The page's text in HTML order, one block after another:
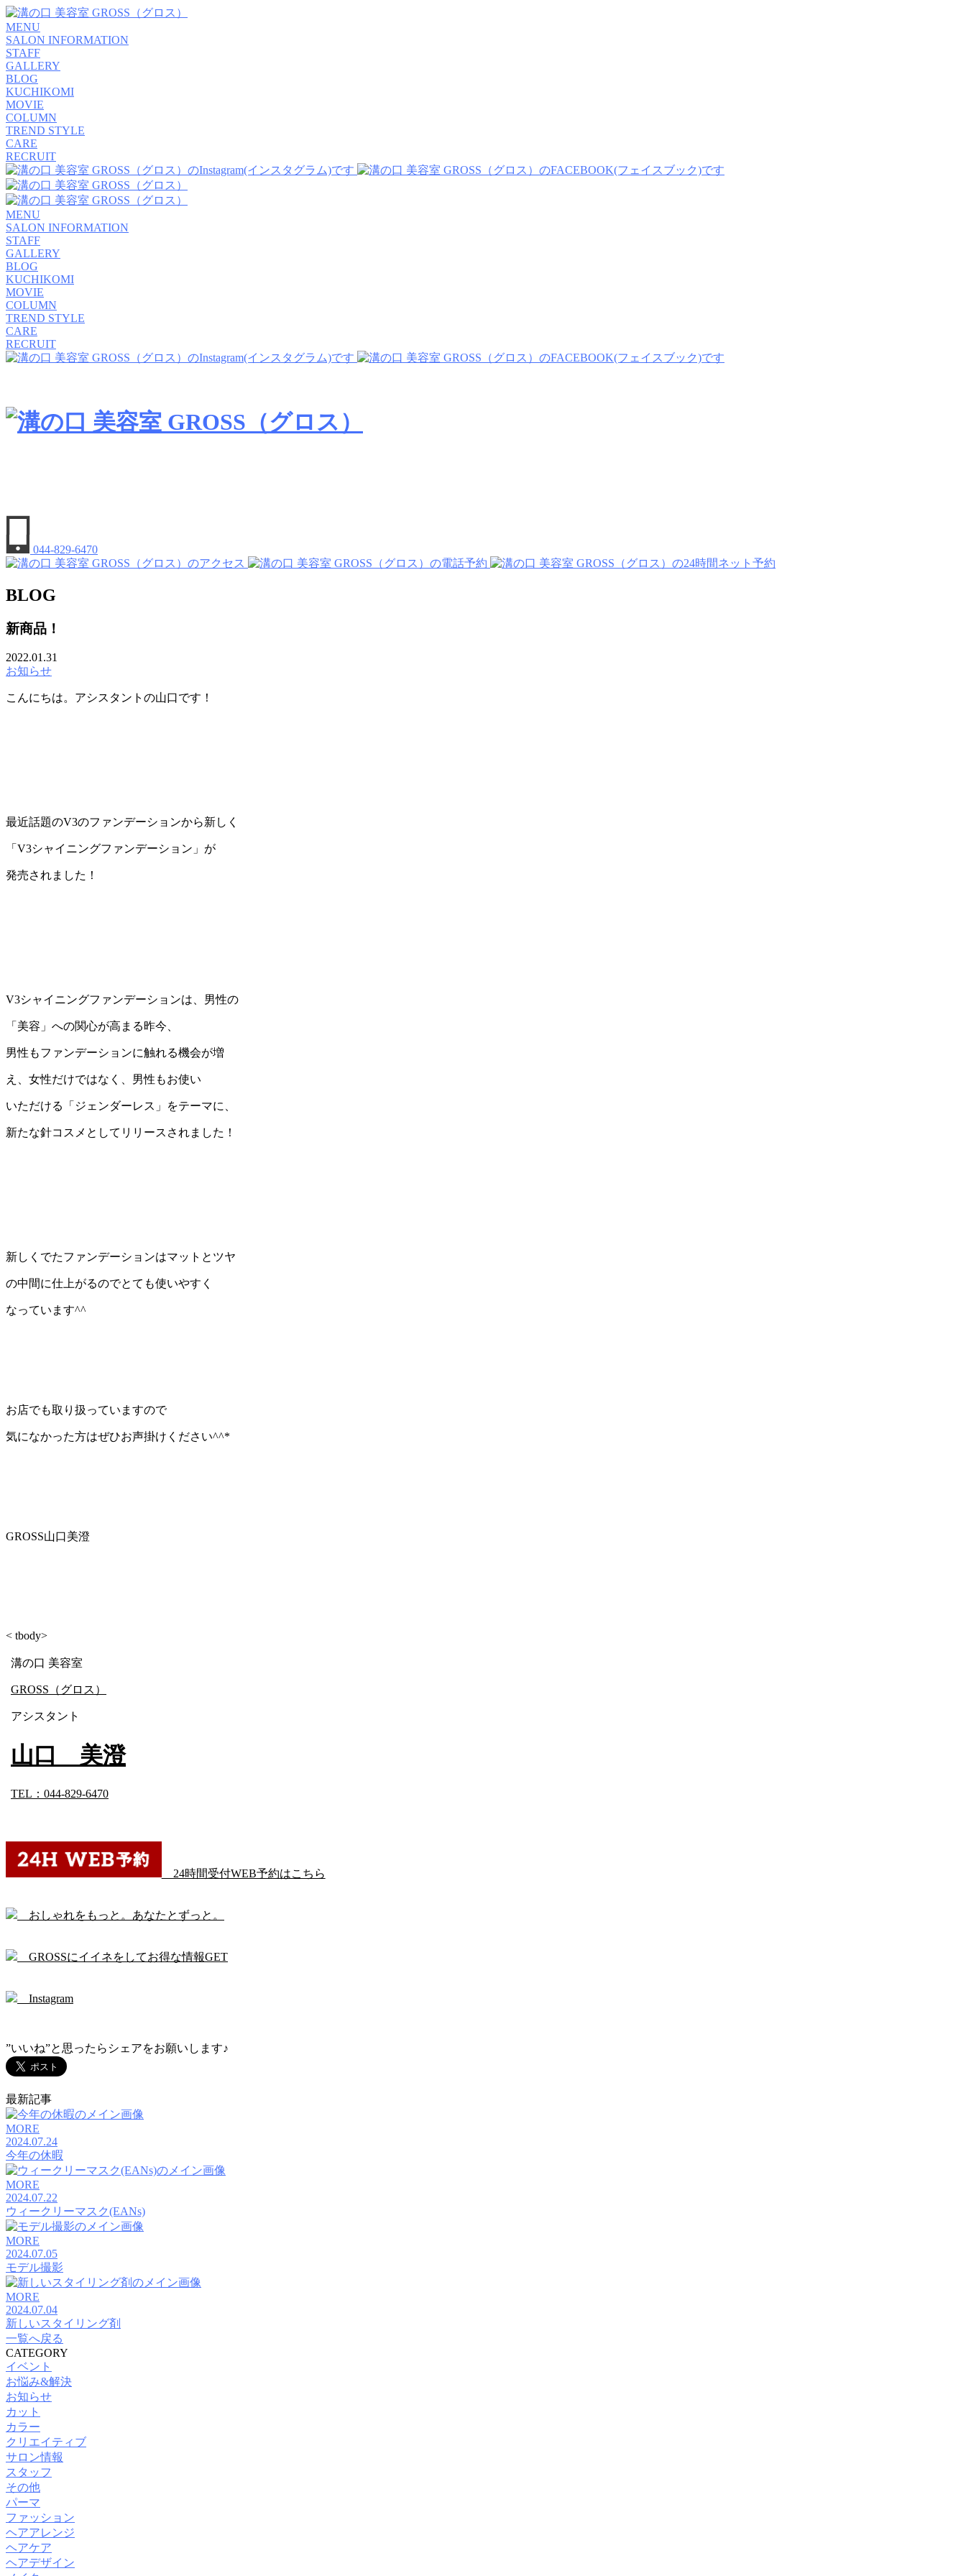
MENU
SALON INFORMATION
STAFF
GALLERY
BLOG
KUCHIKOMI
MOVIE
COLUMN
TREND STYLE
CARE
RECRUIT
MENU
SALON INFORMATION
STAFF
GALLERY
BLOG
KUCHIKOMI
MOVIE
COLUMN
TREND STYLE
CARE
RECRUIT
044-829-6470
BLOG
新商品！
2022.01.31
お知らせ
こんにちは。アシスタントの山口です！
最近話題のV3のファンデーションから新しく
「 V3シャイニングファンデーション」が
発売されました！
V3シャイニングファンデーションは、 男性の
「美容」への関心が高まる昨今、
男性もファンデーションに触れる機会が増
え、女性だけではなく、男性もお使い
いただける「ジェンダーレス」をテーマに、
新たな針コスメとしてリリースされました！
新しくでたファンデーションはマットとツヤ
の中間に仕上がるのでとても使いやすく
なっています^^
お店でも取り扱っていますので
気になかった方はぜひお声掛けください^^*
GROSS山口美澄
< tbody>
溝の口 美容室
GROSS（グロス）
アシスタント
山口 美澄
TEL：044-829-6470
24時間受付WEB予約はこちら
おしゃれをもっと。あなたとずっと。
GROSSにイイネをしてお得な情報GET
Instagram
”いいね”と思ったらシェアをお願いします♪
最新記事
MORE
2024.07.24
今年の休暇
MORE
2024.07.22
ウィークリーマスク(EANs)
MORE
2024.07.05
モデル撮影
MORE
2024.07.04
新しいスタイリング剤
一覧へ戻る
CATEGORY
イベント
お悩み&解決
お知らせ
カット
カラー
クリエイティブ
サロン情報
スタッフ
その他
パーマ
ファッション
ヘアアレンジ
ヘアケア
ヘアデザイン